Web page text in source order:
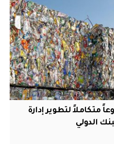
متكاملاً لتطوير إدارة
الدولي